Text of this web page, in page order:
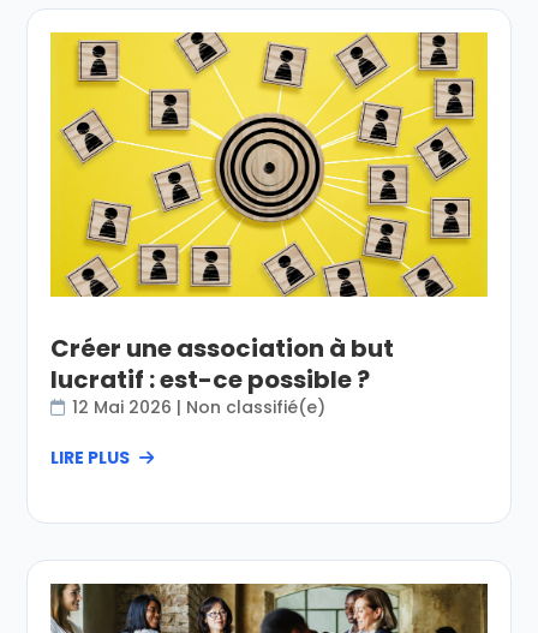
Créer une association à but
lucratif : est-ce possible ?
12 Mai 2026 | Non classifié(e)
LIRE PLUS